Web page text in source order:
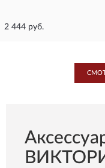
2 444 руб.